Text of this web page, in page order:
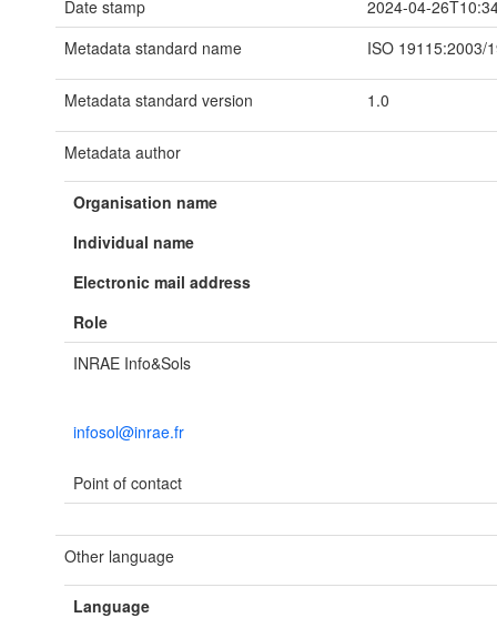
Date stamp
2024-04-
Metadata standard name
ISO 19115:2003/
Metadata standard version 1.0
Metadata author
Organisation name
Individual name
Electronic mail address
Role
INRAE Info&Sols
infosol@inrae.fr
Point of contact
Other language
Language